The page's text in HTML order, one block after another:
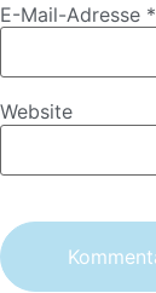
E-Mail-Adresse *
Website